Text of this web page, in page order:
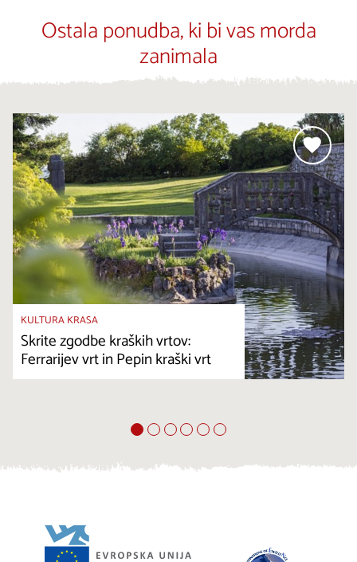
Ostala ponudba, ki bi vas morda
zanimala
KULTURA KRASA
Skrite zgodbe kraških vrtov:
Ferrarijev vrt in Pepin kraški vrt